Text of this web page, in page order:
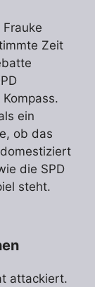
Zeit
ein
ob das
die SPD
steht.
attackiert.